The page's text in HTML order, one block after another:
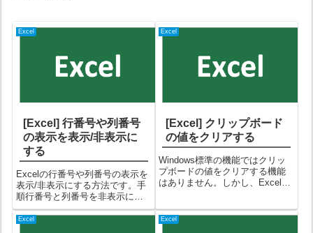
Excel
[Excel] 行番号や列番号
の表示を表示/非表示に
する
Excelの行番号や列番号の表示を
表示/非表示にする方法です。手
順行番号と列番号を非表示にす
る例です。上図は行番号と列番
号が表示された状態です。
Excel
[Excel] クリップボード
の値をクリアする
Windows標準の機能ではクリッ
プボードの値をクリアする機能
はありません。しかし、Excelに
クリップボードの値をクリアす
ることができます。手順①Excel
Excel Excel